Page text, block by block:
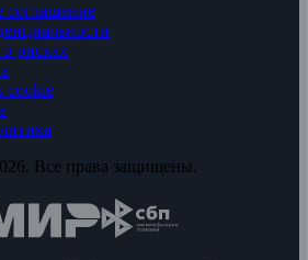
соглашение
рисках
cookie
Все права защищены.